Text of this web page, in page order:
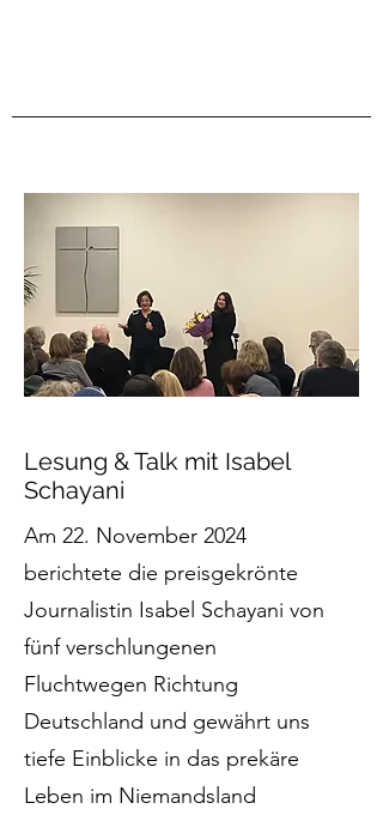
Lesung & Talk mit Isabel
Schayani
Am 22. November 2024
berichtete die preisgekrönte
Journalistin Isabel Schayani von
fünf verschlungenen
Fluchtwegen Richtung
Deutschland und gewährt uns
tiefe Einblicke in das prekäre
Leben im Niemandsland